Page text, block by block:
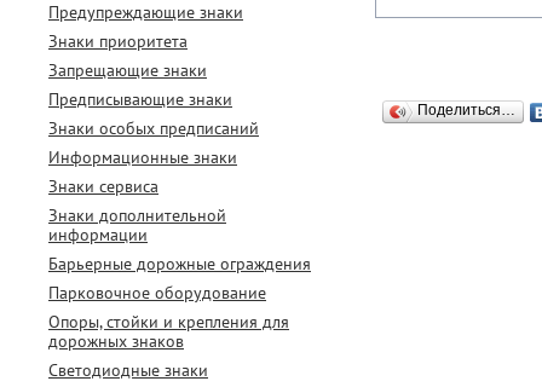
Предупреждающие знаки
Знаки приоритета
Запрещающие знаки
Предписывающие знаки
Знаки особых предписаний
Информационные знаки
Знаки сервиса
Знаки дополнительной
информации
Барьерные дорожные ограждения
Парковочное оборудование
Опоры, стойки и крепления для
дорожных знаков
Светодиодные знаки
Поделиться…